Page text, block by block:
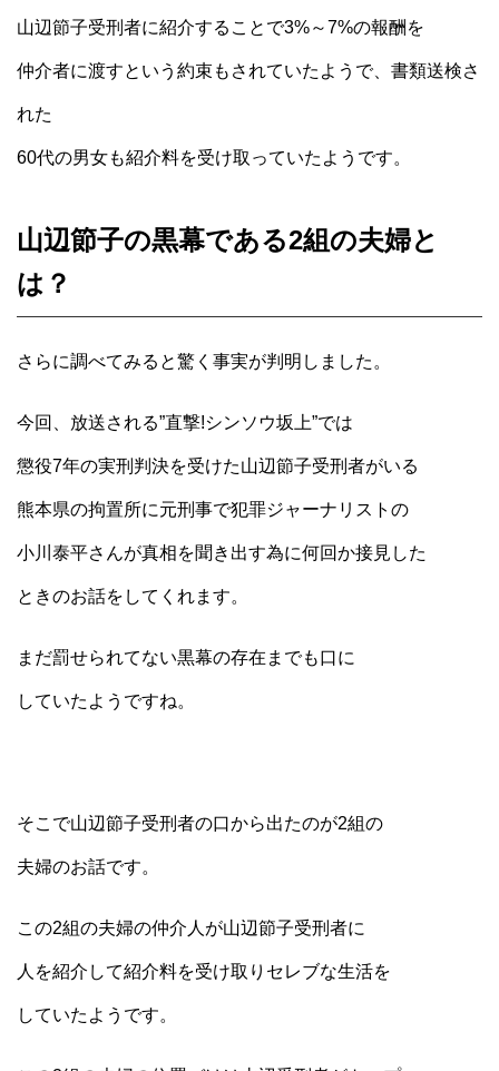
山辺節子受刑者に紹介することで3%～7%の報酬を
仲介者に渡すという約束もされていたようで、書類送検さ
れた
60代の男女も紹介料を受け取っていたようです。
山辺節子の黒幕である2組の夫婦と
は？
さらに調べてみると驚く事実が判明しました。
今回、放送される”直撃!シンソウ坂上”では
懲役7年の実刑判決を受けた山辺節子受刑者がいる
熊本県の拘置所に元刑事で犯罪ジャーナリストの
小川泰平さんが真相を聞き出す為に何回か接見した
ときのお話をしてくれます。
まだ罰せられてない黒幕の存在までも口に
していたようですね。
そこで山辺節子受刑者の口から出たのが2組の
夫婦のお話です。
この2組の夫婦の仲介人が山辺節子受刑者に
人を紹介して紹介料を受け取りセレブな生活を
していたようです。